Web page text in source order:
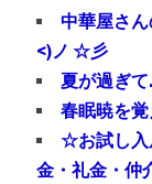
中華屋さ
<)ノ ☆彡
夏が過ぎ
春眠暁を
☆お試し
金・礼金・仲